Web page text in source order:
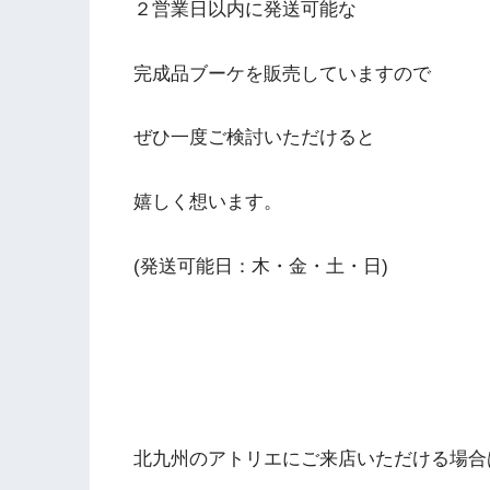
２営業日以内に発送可能な
完成品ブーケを販売していますので
ぜひ一度ご検討いただけると
嬉しく想います。
(発送可能日：木・金・土・日)
北九州のアトリエにご来店いただける場